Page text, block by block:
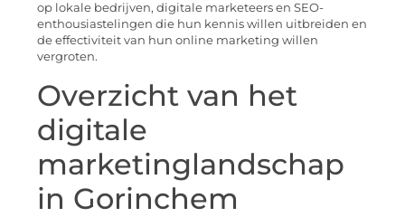
op lokale bedrijven, digitale marketeers en SEO-
enthousiastelingen die hun kennis willen uitbreiden en
de effectiviteit van hun online marketing willen
vergroten.
Overzicht van het
digitale
marketinglandschap
in Gorinchem